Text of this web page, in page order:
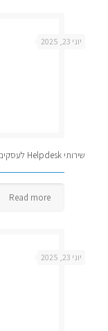
יוני 23, 2025
שירותי Helpdesk לעסקים – תמיכה טכנית זמינה שמחזיקה את העסק
Read more
יוני 23, 2025